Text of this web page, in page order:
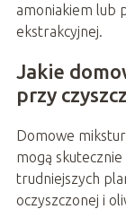
amoniakiem lub
ekstrakcyjnej.
Jakie
przy
Domowe
mogą
trudniejszych
oczyszczonej i